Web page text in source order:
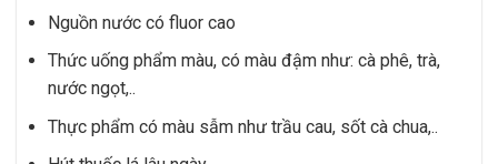
Nguồn nước có fluor cao
Thức uống phẩm màu, có màu đậm như: cà phê, trà,
nước ngọt,..
Thực phẩm có màu sẫm như trầu cau, sốt cà chua,..